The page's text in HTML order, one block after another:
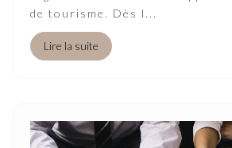
de tourisme. Dès l...
Lire la suite